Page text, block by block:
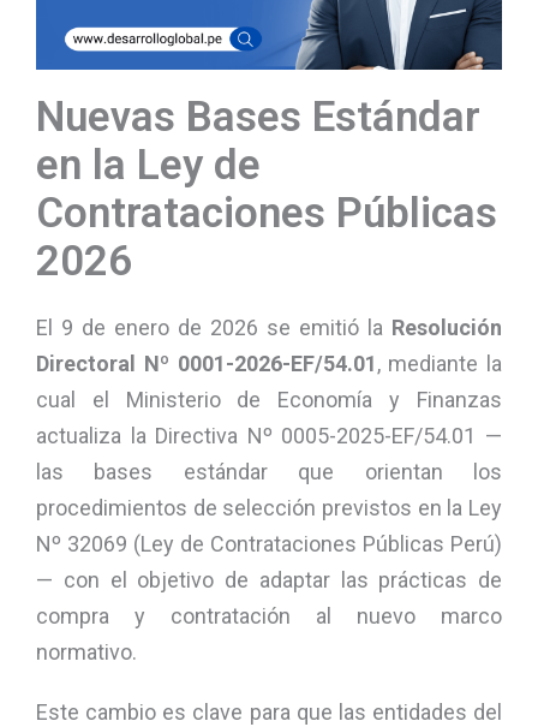
Nuevas Bases Estándar
en la Ley de
Contrataciones Públicas
2026
El 9 de enero de 2026 se emitió la Resolución
Directoral Nº 0001-2026-EF/54.01, mediante la
cual el Ministerio de Economía y Finanzas
actualiza la Directiva Nº 0005-2025-EF/54.01 —
las bases estándar que orientan los
procedimientos de selección previstos en la Ley
Nº 32069 (Ley de Contrataciones Públicas Perú)
— con el objetivo de adaptar las prácticas de
compra y contratación al nuevo marco
normativo.
Este cambio es clave para que las entidades del